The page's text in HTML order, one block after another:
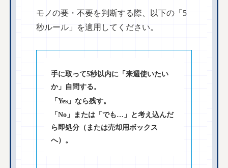
モノの要・不要を判断する際、以下の「5
秒ルール」を適用してください。
手に取って5秒以内に「来週使いたい
か」自問する。
「Yes」なら残す。
「No」または「でも…」と考え込んだ
ら即処分（または売却用ボックス
へ）。